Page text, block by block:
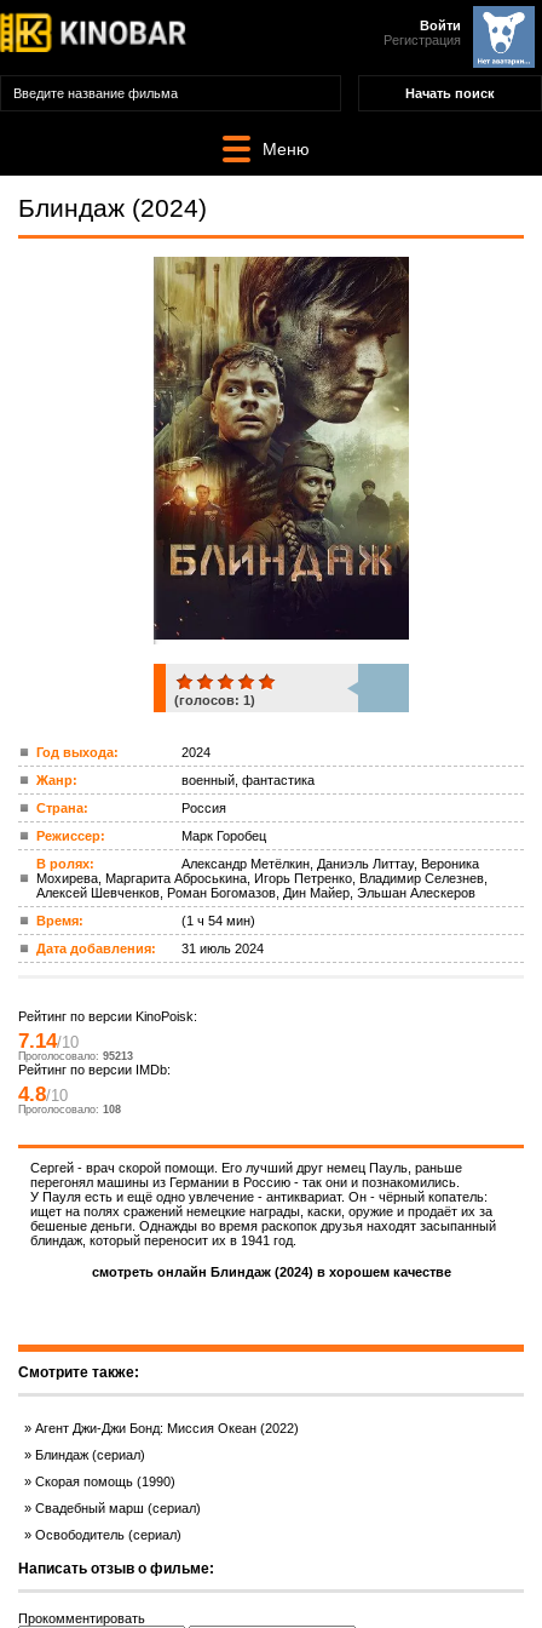
Войти
Регистрация
Меню
Блиндаж (2024)
ком.
(голосов: 1)
Год выхода:
2024
Жанр:
военный, фантастика
Страна:
Россия
Режиссер:
Марк Горобец
В ролях:
Александр Метёлкин, Даниэль Литтау, Вероника
Мохирева, Маргарита Аброськина, Игорь Петренко, Владимир Селезнев,
Алексей Шевченков, Роман Богомазов, Дин Майер, Эльшан Алескеров
Время:
(1 ч 54 мин)
Дата добавления:
31 июль 2024
Рейтинг по версии KinoPoisk:
7.14/10
Проголосовало: 95213
Рейтинг по версии IMDb:
4.8/10
Проголосовало: 108
Сергей - врач скорой помощи. Его лучший друг немец Пауль, раньше
перегонял машины из Германии в Россию - так они и познакомились.
У Пауля есть и ещё одно увлечение - антиквариат. Он - чёрный копатель:
ищет на полях сражений немецкие награды, каски, оружие и продаёт их за
бешеные деньги. Однажды во время раскопок друзья находят засыпанный
блиндаж, который переносит их в 1941 год.
смотреть онлайн Блиндаж (2024) в хорошем качестве
Смотрите также:
Агент Джи-Джи Бонд: Миссия Океан (2022)
Блиндаж (сериал)
Скорая помощь (1990)
Свадебный марш (сериал)
Освободитель (сериал)
Написать отзыв о фильме:
Прокомментировать